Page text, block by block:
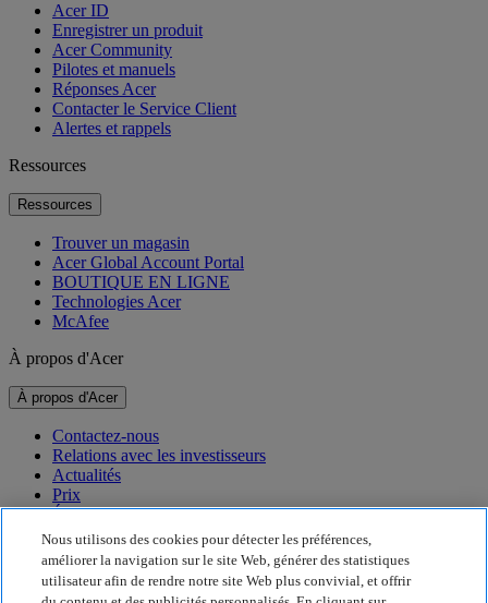
Acer ID
Enregistrer un produit
Acer Community
Pilotes et manuels
Réponses Acer
Contacter le Service Client
Alertes et rappels
Ressources
Ressources
Trouver un magasin
Acer Global Account Portal
BOUTIQUE EN LIGNE
Technologies Acer
McAfee
À propos d'Acer
À propos d'Acer
Contactez-nous
Relations avec les investisseurs
Actualités
Prix
Événements
Développement durable
Développement durable
Nous utilisons des cookies pour détecter les préférences,
améliorer la navigation sur le site Web, générer des statistiques
utilisateur afin de rendre notre site Web plus convivial, et offrir